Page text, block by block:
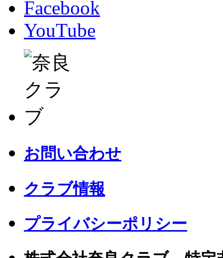
Facebook
YouTube
お問い合わせ
クラブ情報
プライバシーポリシー